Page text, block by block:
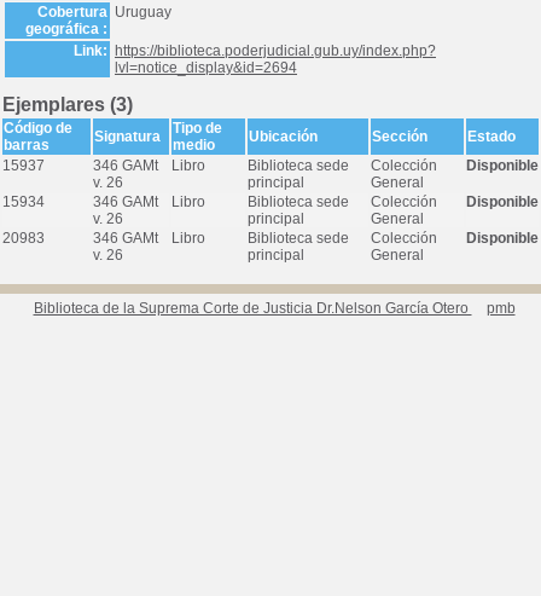
Cobertura
geográfica :
Uruguay
Link:
https://biblioteca.poderjudicial.gub.uy/index.php?
lvl=notice_display&id=2694
Ejemplares (3)
Código de
barras
Signatura
Tipo de
medio
Ubicación Sección
Estado
15937
346 GAMt
v. 26
Libro
Biblioteca sede
principal
Colección
General
Disponible
15934
346 GAMt
v. 26
Libro
Biblioteca sede
principal
Colección
General
Disponible
20983
346 GAMt
v. 26
Libro
Biblioteca sede
principal
Colección
General
Disponible
Biblioteca de la Suprema Corte de Justicia Dr.Nelson García Otero pmb